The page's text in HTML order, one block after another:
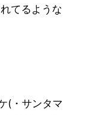
てるような
(・サンタマ